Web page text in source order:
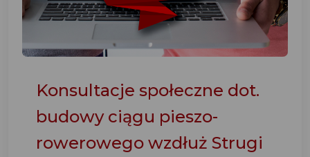
Konsultacje społeczne dot.
budowy ciągu pieszo-
rowerowego wzdłuż Strugi